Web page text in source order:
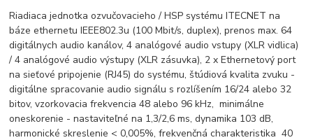
Riadiaca jednotka ozvučovacieho / HSP systému ITECNET na
báze ethernetu IEEE802.3u (100 Mbit/s, duplex), prenos max. 64
digitálnych audio kanálov, 4 analógové audio vstupy (XLR vidlica)
/ 4 analógové audio výstupy (XLR zásuvka), 2 x Ethernetový port
na sieťové pripojenie (RJ45) do systému, štúdiová kvalita zvuku -
digitálne spracovanie audio signálu s rozlíšením 16/24 alebo 32
bitov, vzorkovacia frekvencia 48 alebo 96 kHz, minimálne
oneskorenie - nastaviteľné na 1,3/2,6 ms, dynamika 103 dB,
harmonické skreslenie < 0,005%, frekvenčná charakteristika 40